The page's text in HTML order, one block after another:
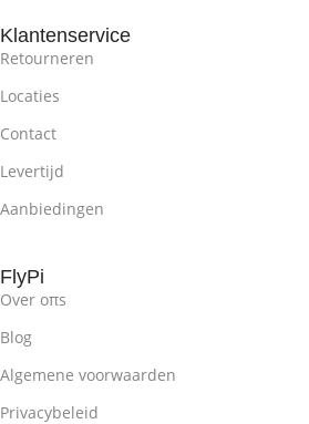
Klantenservice
Retourneren
Locaties
Contact
Levertijd
Aanbiedingen
FlyPi
Over oπs
Blog
Algemene voorwaarden
Privacybeleid